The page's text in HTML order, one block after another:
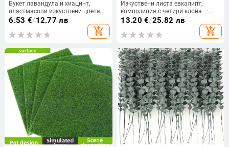
Букет лавандула и хиацинт,
пластмасови изкуствени цветя
за домашна декорация
6.53 €/12.77 лв
add_shopping_cart
Изкуствени листа евкалипт,
композиция с четири клона —
ръчна изработка, боядисано,
релефни детайли; материали:
пластмаса, текстил, коприна
13.20 €/25.82 лв
add_shopping_cart